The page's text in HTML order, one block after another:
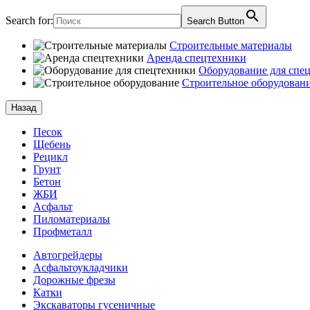
Search for: Search Button
Строительные материалы
Аренда спецтехники
Оборудование для
Строительное
Назад
Песок
Щебень
Рецикл
Грунт
Бетон
ЖБИ
Асфальт
Пиломатериалы
Профметалл
Автогрейдеры
Асфальто­укладчики
Дорожные фрезы
Катки
Экскаваторы гусеничные